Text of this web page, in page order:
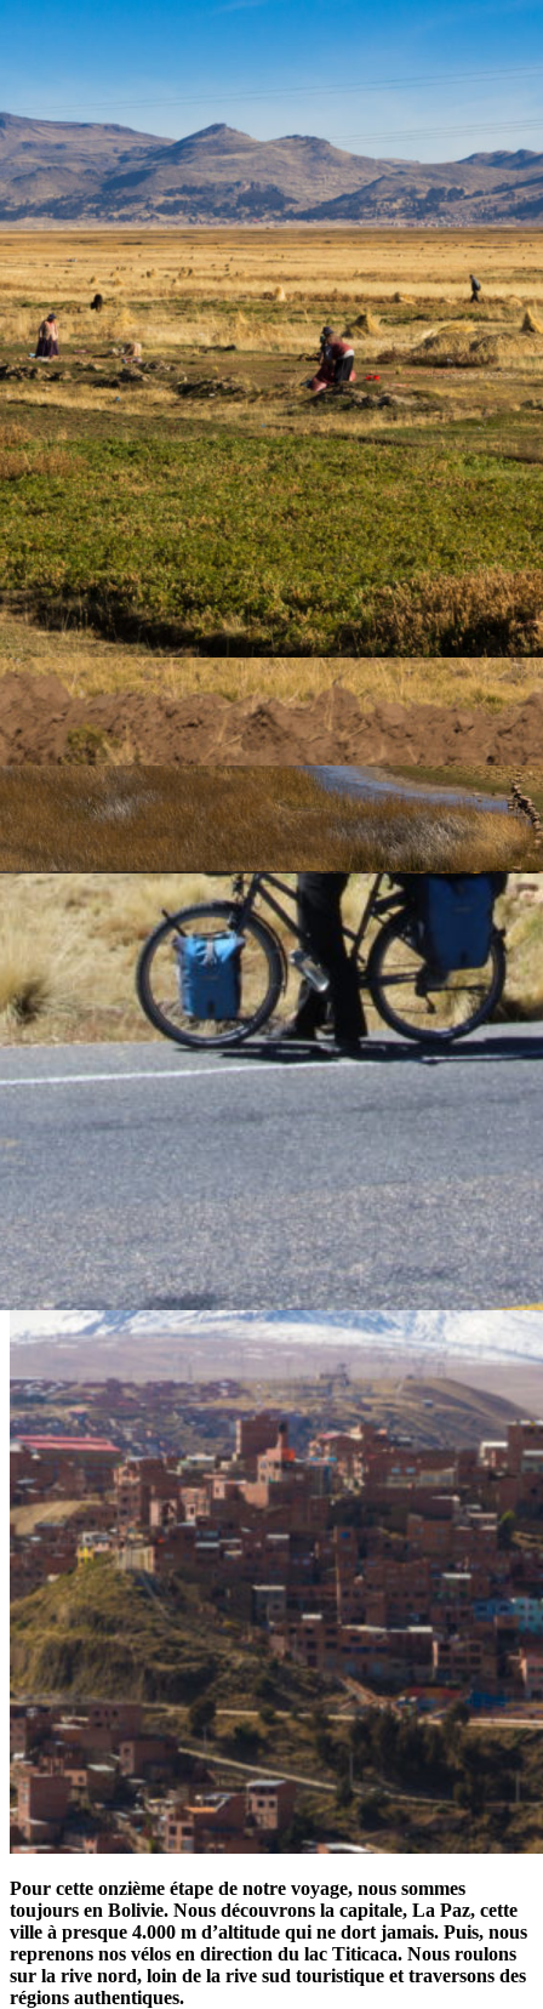
Toutes les étapes
Chili
Argentine
Bolivie
Pérou
Equateur
Colombie
Bilan et budget par pays
Nos autres voyages
Eurovélo 6 2015
Corse 2016
Vélodyssée 2017
Route des Grandes Alpes 2019
Conseils aux voyageurs
Vidéos
Carnet de route
La Bolivie en vélo – Partie 2 : La Paz et le
lac Titicaca
Posté le 30 juin 2018
Pour cette onzième étape de notre voyage, nous sommes
toujours en Bolivie. Nous découvrons la capitale, La Paz, cette
ville à presque 4.000 m d’altitude qui ne dort jamais. Puis, nous
reprenons nos vélos en direction du lac Titicaca. Nous roulons
sur la rive nord, loin de la rive sud touristique et traversons des
régions authentiques.